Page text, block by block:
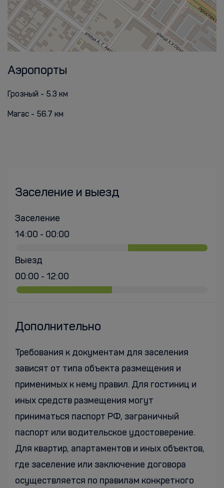
Аэропорты
Грозный - 5.3 км
Магас - 56.7 км
Заселение и выезд
Заселение
14:00 - 00:00
Выезд
00:00 - 12:00
Дополнительно
Требования к документам для заселения
зависят от типа объекта размещения и
применимых к нему правил. Для гостиниц и
иных средств размещения могут
приниматься паспорт РФ, заграничный
паспорт или водительское удостоверение.
Для квартир, апартаментов и иных объектов,
где заселение или заключение договора
осуществляется по правилам конкретного